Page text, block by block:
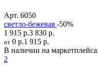
Арт. 6050
светло-бежевая -50%
1 915 р.3 830 р.
от 0 р.1 915 р.
В наличии на
2